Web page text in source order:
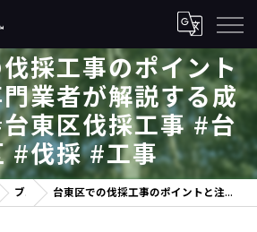
採工事のポイント
業者が解説する成
東区伐採工事 #台
#伐採 #工事
ブログ 台東区での伐採工事のポイントと注意、専門業者が解説する成功の秘訣 #台東区伐採工事 #台東区 #伐採 #工事